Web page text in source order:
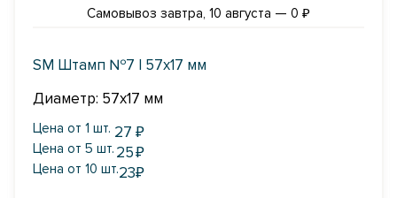
Самовывоз завтра, 10 августа — 0 ₽
SM Штамп №7 | 57х17 мм
Диаметр: 57х17 мм
Цена от 1 шт. 27 ₽
Цена от 5 шт. 25₽
Цена от 10 шт.23₽